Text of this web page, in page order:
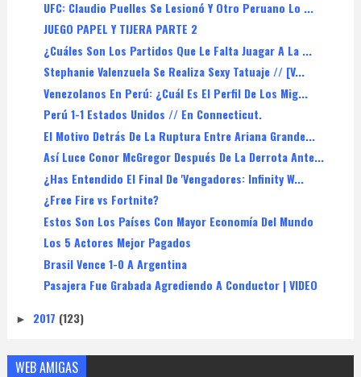
UFC: Claudio Puelles Se Lesionó Y Otro Peruano Lo ...
JUEGO PAPEL Y TIJERA PARTE 2
¿Cuáles Son Los Partidos Que Le Falta Juagar A La ...
Stephanie Valenzuela Se Realiza Sexy Tatuaje // [V...
Venezolanos En Perú: ¿Cuál Es El Perfil De Los Mig...
Perú 1-1 Estados Unidos // En Connecticut.
El Motivo Detrás De La Ruptura Entre Ariana Grande...
Así Luce Conor McGregor Después De La Derrota Ante...
¿Has Entendido El Final De 'Vengadores: Infinity W...
¿Free Fire vs Fortnite?
Estos Son Los Países Con Mayor Economía Del Mundo
Los 5 Actores Mejor Pagados
Brasil Vence 1-0 A Argentina
Pasajera Fue Grabada Agrediendo A Conductor | VIDEO
► 2017 (123)
WEB AMIGAS